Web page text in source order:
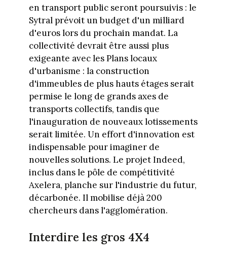
en transport public seront poursuivis : le
Sytral prévoit un budget d'un milliard
d'euros lors du prochain mandat. La
collectivité devrait être aussi plus
exigeante avec les Plans locaux
d'urbanisme : la construction
d'immeubles de plus hauts étages serait
permise le long de grands axes de
transports collectifs, tandis que
l'inauguration de nouveaux lotissements
serait limitée. Un effort d'innovation est
indispensable pour imaginer de
nouvelles solutions. Le projet Indeed,
inclus dans le pôle de compétitivité
Axelera, planche sur l'industrie du futur,
décarbonée. Il mobilise déjà 200
chercheurs dans l'agglomération.
Interdire les gros 4X4